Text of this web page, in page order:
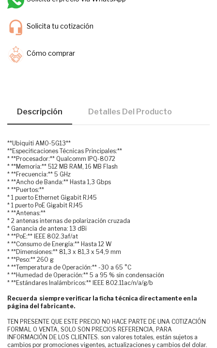
Solicita tu cotización
Cómo comprar
Descripción Detalles Del Producto
**Ubiquiti AMO-5G13**
**Especificaciones Técnicas Principales:**
* **Procesador:** Qualcomm IPQ-8072
* **Memoria:** 512 MB RAM, 16 MB Flash
* **Frecuencia:** 5 GHz
* **Ancho de Banda:** Hasta 1,3 Gbps
* **Puertos:**
* 1 puerto Ethernet Gigabit RJ45
* 1 puerto PoE Gigabit RJ45
* **Antenas:**
* 2 antenas internas de polarización cruzada
* Ganancia de antena: 13 dBi
* **PoE:** IEEE 802.3af/at
* **Consumo de Energía:** Hasta 12 W
* **Dimensiones:** 81,3 x 81,3 x 54,9 mm
* **Peso:** 260 g
* **Temperatura de Operación:** -30 a 65 °C
* **Humedad de Operación:** 5 a 95 % sin condensación
* **Estándares Inalámbricos:** IEEE 802.11ac/n/a/g/b
Recuerda siempre verificar la ficha técnica directamente en la
página del fabricante.
TEN PRESENTE QUE ESTE PRECIO NO HACE PARTE DE UNA COTIZACIÓN
FORMAL O VENTA, SOLO SON PRECIOS REFERENCIA, PARA
INFORMACIÓN DE LOS CLIENTES. son valores totales, están sujetos a
cambios por promociones vigentes, actualizaciones y cambios del dolar.